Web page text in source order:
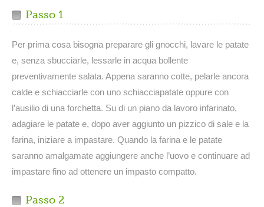
Passo 1
Per prima cosa bisogna preparare gli gnocchi, lavare le patate
e, senza sbucciarle, lessarle in acqua bollente
preventivamente salata. Appena saranno cotte, pelarle ancora
calde e schiacciarle con uno schiacciapatate oppure con
l’ausilio di una forchetta. Su di un piano da lavoro infarinato,
adagiare le patate e, dopo aver aggiunto un pizzico di sale e la
farina, iniziare a impastare. Quando la farina e le patate
saranno amalgamate aggiungere anche l’uovo e continuare ad
impastare fino ad ottenere un impasto compatto.
Passo 2